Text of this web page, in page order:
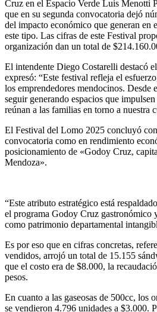
Cruz en el Espacio Verde Luis Menotti
que en su segunda convocatoria dejó
del impacto económico que generan en
este tipo. Las cifras de este Festival
organización dan un total de
El intendente Diego Costarelli destacó
expresó: “Este festival refleja el
los emprendedores mendocinos. Desde
seguir generando espacios que
reúnan a las familias en torno a nuestra
El Festival del Lomo 2025 concluyó
convocatoria como en rendimiento
posicionamiento de «Godoy Cruz,
Mendoza».
“Este atributo estratégico está
el programa Godoy Cruz gastronómico
como patrimonio departamental
Es por eso que en cifras concretas,
vendidos, arrojó un total de 15.155
que el costo era de $8.000, la
pesos.
En cuanto a las gaseosas de 500cc, los
se vendieron 4.796 unidades a $3.000.